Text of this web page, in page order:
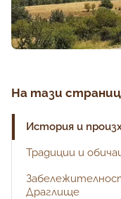
На тази
История и
Традиции и
Никулден
Драглище